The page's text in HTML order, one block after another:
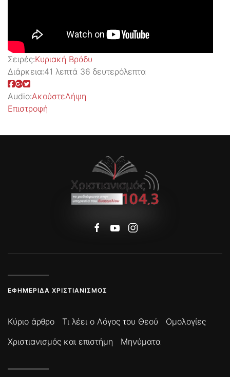
Σειρές:Kυριακή Βράδυ
Διάρκεια:41 λεπτά 36 δευτερόλεπτα
Audio:ΑκούστεΛήψη
Επιστροφή
ΕΦΗΜΕΡΊΔΑ ΧΡΙΣΤΙΑΝΙΣΜΌΣ
Κύριο άρθρο Τι λέει ο Λόγος του Θεού
Ομολογίες
Χριστιανισμός και επιστήμη
Μηνύματα